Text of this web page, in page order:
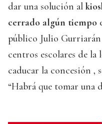
dar una solución al
cerrado algún tiempo
público Julio
centros escolares de la
caducar la concesión ,
“Habrá que tomar una